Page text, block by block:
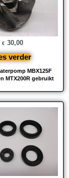
MBX125F
MTX200R gebruikt
€ 30,00
verder